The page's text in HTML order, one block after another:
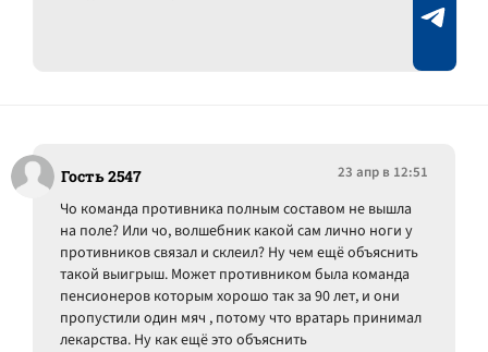
Гость 2547 23 апр в 12:51
Чо команда противника полным составом не вышла
на поле? Или чо, волшебник какой сам лично ноги у
противников связал и склеил? Ну чем ещё объяснить
такой выигрыш. Может противником была команда
пенсионеров которым хорошо так за 90 лет, и они
пропустили один мяч , потому что вратарь принимал
лекарства. Ну как ещё это объяснить